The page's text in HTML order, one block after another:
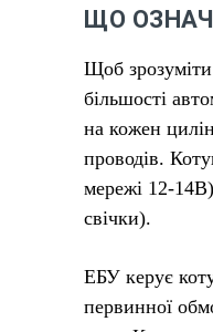
ЩО
Щоб зрозуміти
більшості
на кожен
проводів.
мережі 12-
свічки).
ЕБУ керує
первинної